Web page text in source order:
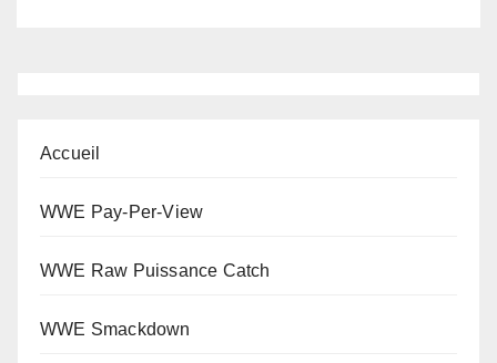
Accueil
WWE Pay-Per-View
WWE Raw Puissance Catch
WWE Smackdown